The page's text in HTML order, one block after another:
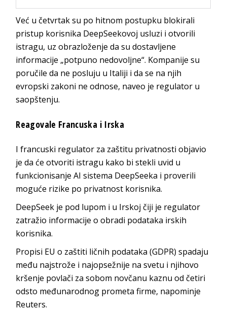
Već u četvrtak su po hitnom postupku blokirali
pristup korisnika DeepSeekovoj usluzi i otvorili
istragu, uz obrazloženje da su dostavljene
informacije „potpuno nedovoljne“. Kompanije su
poručile da ne posluju u Italiji i da se na njih
evropski zakoni ne odnose, naveo je regulator u
saopštenju.
Reagovale Francuska i Irska
I francuski regulator za zaštitu privatnosti objavio
je da će otvoriti istragu kako bi stekli uvid u
funkcionisanje AI sistema DeepSeeka i proverili
moguće rizike po privatnost korisnika.
DeepSeek je pod lupom i u Irskoj čiji je regulator
zatražio informacije o obradi podataka irskih
korisnika.
Propisi EU o zaštiti ličnih podataka (GDPR) spadaju
među najstrože i najopsežnije na svetu i njihovo
kršenje povlači za sobom novčanu kaznu od četiri
odsto međunarodnog prometa firme, napominje
Reuters.